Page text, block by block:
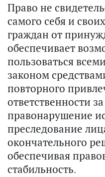
Право не
самого себя и
граждан от
обеспечивает
пользоваться
законом
повторного
ответственности
правонарушение
преследование
окончательного
обеспечивая
стабильность.